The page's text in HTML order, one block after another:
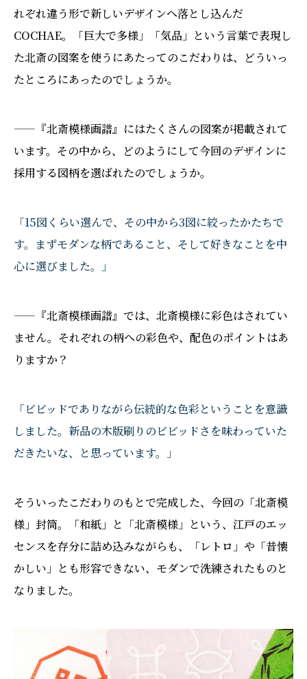
れぞれ違う形で新しいデザインへ落とし込んだ
COCHAE。「巨大で多様」「気品」という言葉で表現し
た北斎の図案を使うにあたってのこだわりは、どういっ
たところにあったのでしょうか。
——『北斎模様画譜』にはたくさんの図案が掲載されて
います。その中から、どのようにして今回のデザインに
採用する図柄を選ばれたのでしょうか。
「15図くらい選んで、その中から3図に絞ったかたちで
す。まずモダンな柄であること、そして好きなことを中
心に選びました。」
——『北斎模様画譜』では、北斎模様に彩色はされてい
ません。それぞれの柄への彩色や、配色のポイントはあ
りますか？
「ビビッドでありながら伝統的な色彩ということを意識
しました。新品の木版刷りのビビッドさを味わっていた
だきたいな、と思っています。」
そういったこだわりのもとで完成した、今回の「北斎模
様」封筒。「和紙」と「北斎模様」という、江戸のエッ
センスを存分に詰め込みながらも、「レトロ」や「昔懐
かしい」とも形容できない、モダンで洗練されたものと
なりました。